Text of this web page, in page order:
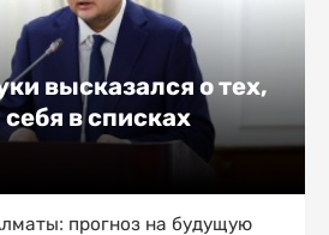
высказался о тех,
в списках
прогноз на будущую